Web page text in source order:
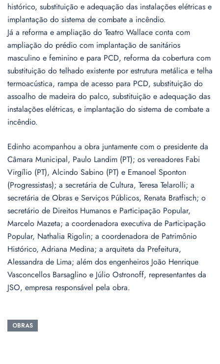
histórico, substituição e adequação das instalações elétricas e
implantação do sistema de combate a incêndio.
Já a reforma e ampliação do Teatro Wallace conta com
ampliação do prédio com implantação de sanitários
masculino e feminino e para PCD, reforma da cobertura com
substituição do telhado existente por estrutura metálica e telha
termoacústica, rampa de acesso para PCD, substituição do
assoalho de madeira do palco, substituição e adequação das
instalações elétricas, e implantação do sistema de combate a
incêndio.
Edinho acompanhou a obra juntamente com o presidente da
Câmara Municipal, Paulo Landim (PT); os vereadores Fabi
Virgílio (PT), Alcindo Sabino (PT) e Emanoel Sponton
(Progressistas); a secretária de Cultura, Teresa Telarolli; a
secretária de Obras e Serviços Públicos, Renata Bratfisch; o
secretário de Direitos Humanos e Participação Popular,
Marcelo Mazeta; a coordenadora executiva de Participação
Popular, Nathalia Rigolin; a coordenadora de Patrimônio
Histórico, Adriana Medina; a arquiteta da Prefeitura,
Alessandra de Lima; além dos engenheiros João Henrique
Vasconcellos Barsaglino e Júlio Ostronoff, representantes da
JSO, empresa responsável pela obra.
OBRAS